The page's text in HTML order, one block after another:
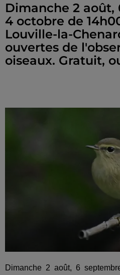
Dimanche 2
4 octobre de
Louville-la-
ouvertes de
oiseaux. Gratuit,
Dimanche 2 août, 6